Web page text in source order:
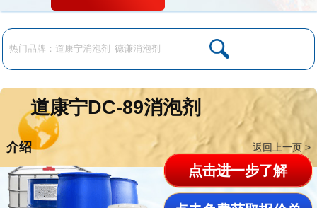
道康宁DC-89消泡剂
介绍 返回上一页 >
点击进一步了解